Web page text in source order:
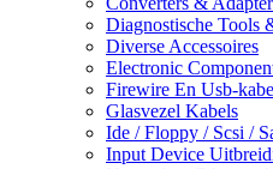
Diagnostische Tools
Diverse Accessoires
Electronic
Firewire En Usb-
Glasvezel Kabels
Ide / Floppy / Scsi /
Input Device